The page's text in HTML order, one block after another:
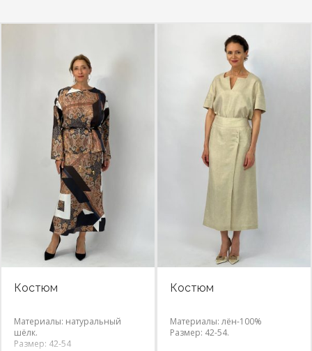
Костюм
Материалы: натуральный
шёлк.
Размер: 42-54
Костюм
Материалы: лён-100%
Размер: 42-54.